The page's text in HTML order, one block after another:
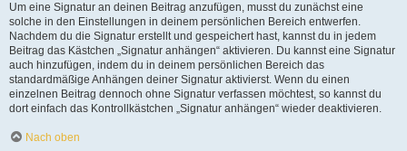
Um eine Signatur an deinen Beitrag anzufügen, musst du zunächst eine
solche in den Einstellungen in deinem persönlichen Bereich entwerfen.
Nachdem du die Signatur erstellt und gespeichert hast, kannst du in jedem
Beitrag das Kästchen „Signatur anhängen“ aktivieren. Du kannst eine Signatur
auch hinzufügen, indem du in deinem persönlichen Bereich das
standardmäßige Anhängen deiner Signatur aktivierst. Wenn du einen
einzelnen Beitrag dennoch ohne Signatur verfassen möchtest, so kannst du
dort einfach das Kontrollkästchen „Signatur anhängen“ wieder deaktivieren.
Nach oben